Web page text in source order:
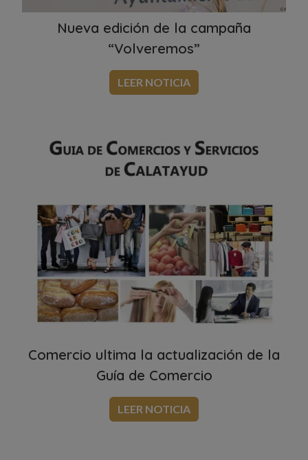
Nueva edición de la campaña
“Volveremos”
LEER NOTICIA
Comercio ultima la actualización de la
Guía de Comercio
LEER NOTICIA